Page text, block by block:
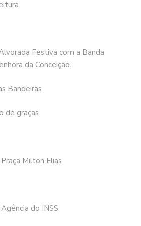
Festiva com a Banda
da Conceição.
Bandeiras
de graças
Milton Elias
do INSS